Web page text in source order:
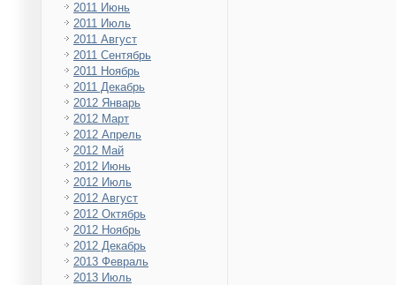
2011 Июнь
2011 Июль
2011 Август
2011 Сентябрь
2011 Ноябрь
2011 Декабрь
2012 Январь
2012 Март
2012 Апрель
2012 Май
2012 Июнь
2012 Июль
2012 Август
2012 Октябрь
2012 Ноябрь
2012 Декабрь
2013 Февраль
2013 Июль